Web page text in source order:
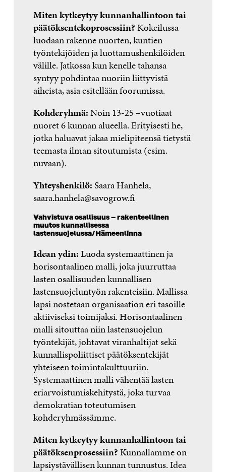
Miten kytkeytyy kunnanhallintoon tai
päätöksentekoprosessiin?Kokeilussa
luodaan rakenne nuorten, kuntien
työntekijöiden ja luottamushenkilöiden
välille. Jatkossa kun kenelle tahansa
syntyy pohdintaa nuoriin liittyvistä
aiheista, asia esitellään foorumissa.
Kohderyhmä:Noin 13-25 –vuotiaat
nuoret 6 kunnan alueella. Erityisesti he,
jotka haluavat jakaa mielipiteensä tietystä
teemasta ilman sitoutumista (esim.
nuvaan).
Yhteyshenkilö:Saara Hanhela,
saara.hanhela@savogrow.fi
Vahvistuva osallisuus – rakenteellinen
muutos kunnallisessa
lastensuojelussa/Hämeenlinna
Idean ydin:Luoda systemaattinen ja
horisontaalinen malli, joka juurruttaa
lasten osallisuuden kunnallisen
lastensuojeluntyön rakenteisiin. Mallissa
lapsi nostetaan organisaation eri tasoille
aktiiviseksi toimijaksi. Horisontaalinen
malli sitouttaa niin lastensuojelun
työntekijät, johtavat viranhaltijat sekä
kunnallispoliittiset päätöksentekijät
yhteiseen toimintakulttuuriin.
Systemaattinen malli vähentää lasten
eriarvoistumiskehitystä, joka turvaa
demokratian toteutumisen
kohderyhmässämme.
Miten kytkeytyy kunnanhallintoon tai
päätöksenprosessiin?Kunnallamme on
lapsiystävällisen kunnan tunnustus. Idea